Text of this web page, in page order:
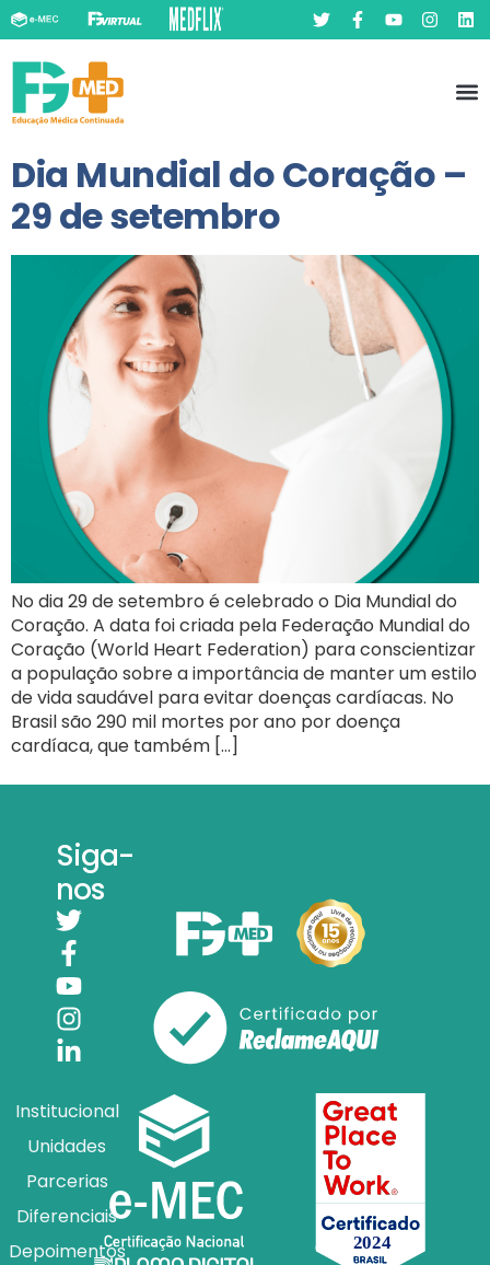
Dia Mundial do Coração –
29 de setembro
No dia 29 de setembro é celebrado o Dia Mundial do
Coração. A data foi criada pela Federação Mundial do
Coração (World Heart Federation) para conscientizar
a população sobre a importância de manter um estilo
de vida saudável para evitar doenças cardíacas. No
Brasil são 290 mil mortes por ano por doença
cardíaca, que também […]
Siga-
nos
Institucional
Unidades
Parcerias
Diferenciais
Depoimentos